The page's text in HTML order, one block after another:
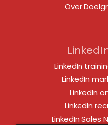
Over
LinkedIn
LinkedIn
LinkedIn
LinkedIn
LinkedIn Sales